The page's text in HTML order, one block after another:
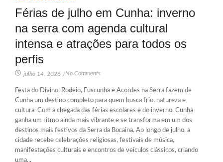
Férias de julho em Cunha: inverno
na serra com agenda cultural
intensa e atrações para todos os
perfis
julho 14, 2026 /No Comments
Festa do Divino, Rodeio, Fuscunha e Acordes na Serra fazem de
Cunha um destino completo para quem busca frio, natureza e
cultura Com a chegada das férias escolares e do inverno, Cunha
ganha um ritmo ainda mais vibrante e se transforma em um dos
destinos mais festivos da Serra da Bocaina. Ao longo de julho, a
cidade recebe celebrações religiosas, festivais de música,
manifestações culturais e encontros de veículos clássicos, criando
uma...